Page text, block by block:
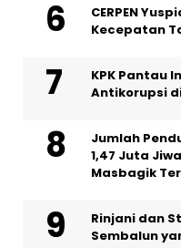
CERPEN
Kecepatan
KPK Pantau
Antikorupsi
Jumlah
1,47 Juta
Masbagik
Rinjani dan
Sembalun